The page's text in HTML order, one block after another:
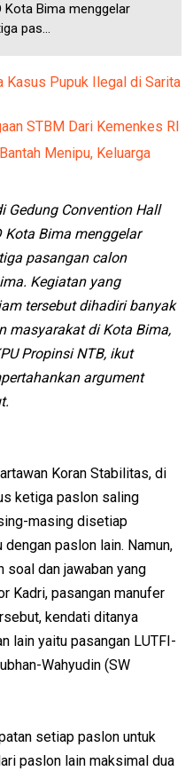
Kota Bima menggelar
pas...
Kasus Pupuk Ilegal di Sarita
STBM Dari Kemenkes RI
Menipu, Keluarga
Gedung Convention Hall
Kota Bima menggelar
pasangan calon
Kegiatan yang
tersebut dihadiri banyak
masyarakat di Kota Bima,
Propinsi NTB, ikut
argument
Koran Stabilitas, di
ketiga paslon saling
masing disetiap
paslon lain. Namun,
soal dan jawaban yang
Kadri, pasangan manufer
kendati ditanya
lain yaitu pasangan LUTFI-
Wahyudin (SW
setiap paslon untuk
paslon lain maksimal dua